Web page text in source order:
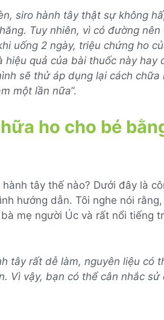
siro hành tây thật sự không
Tuy nhiên, vì có đường nên
uống 2 ngày, triệu chứng ho
hiệu quả của bài thuốc này hay
sẽ thử áp dụng lại cách chữa
một lần nữa”.
ho cho bé
tây thế nào? Dưới đây là
hướng dẫn. Tôi nghe nói
mẹ người Úc và rất nổi tiếng
tây rất dễ làm, nguyên liệu có
Vì vậy, bạn có thể cân nhắc sử